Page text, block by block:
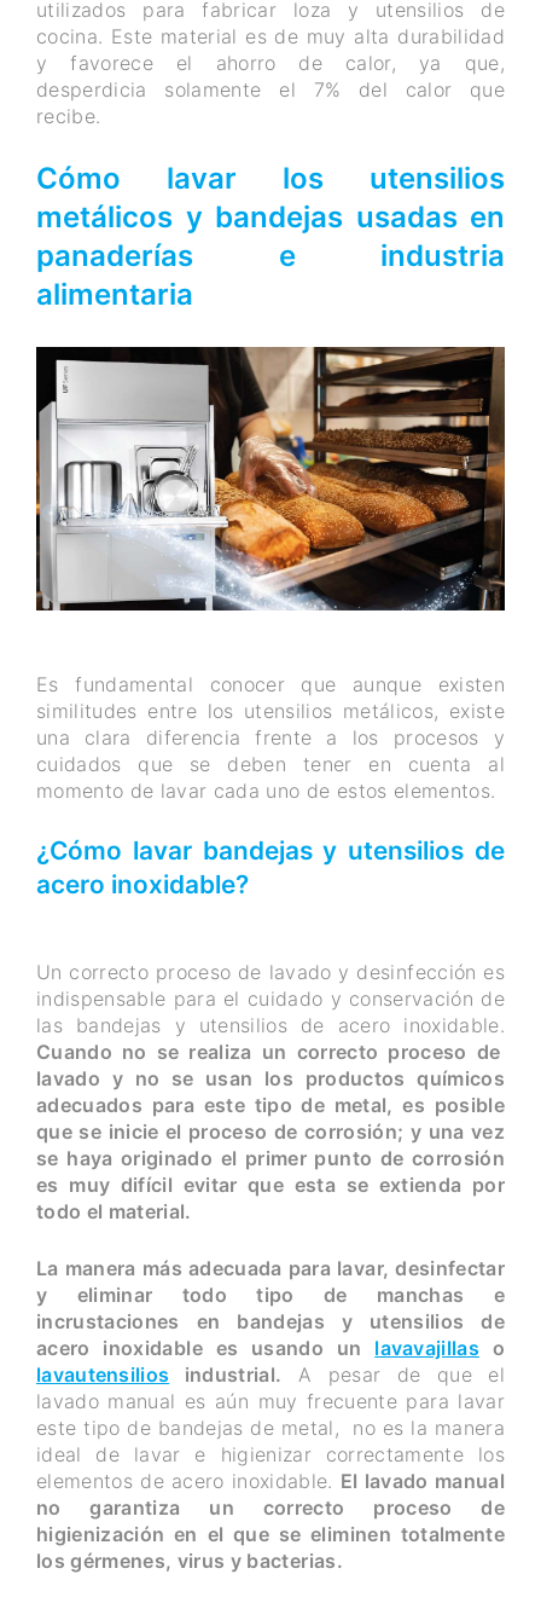
utilizados para fabricar loza y utensilios de
cocina. Este material es de muy alta durabilidad
y favorece el ahorro de calor, ya que,
desperdicia solamente el 7% del calor que
recibe.
Cómo lavar los utensilios
metálicos y bandejas usadas en
panaderías e industria
alimentaria
Es fundamental conocer que aunque existen
similitudes entre los utensilios metálicos, existe
una clara diferencia frente a los procesos y
cuidados que se deben tener en cuenta al
momento de lavar cada uno de estos elementos.
¿Cómo lavar bandejas y utensilios de
acero inoxidable?
Un correcto proceso de lavado y desinfección es
indispensable para el cuidado y conservación de
las bandejas y utensilios de acero inoxidable.
Cuando no se realiza un correcto proceso de
lavado y no se usan los productos químicos
adecuados para este tipo de metal, es posible
que se inicie el proceso de corrosión; y una vez
se haya originado el primer punto de corrosión
es muy difícil evitar que esta se extienda por
todo el material.
La manera más adecuada para lavar, desinfectar
y eliminar todo tipo de manchas e
incrustaciones en bandejas y utensilios de
acero inoxidable es usando un lavavajillas o
lavautensilios industrial. A pesar de que el
lavado manual es aún muy frecuente para lavar
este tipo de bandejas de metal, no es la manera
ideal de lavar e higienizar correctamente los
elementos de acero inoxidable. El lavado manual
no garantiza un correcto proceso de
higienización en el que se eliminen totalmente
los gérmenes, virus y bacterias.